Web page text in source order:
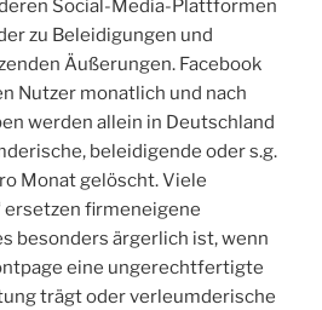
Social-Media-Plattformen
zu Beleidigungen und
Äußerungen. Facebook
Nutzer monatlich und nach
werden allein in Deutschland
beleidigende oder s.g.
Monat gelöscht. Viele
ersetzen firmeneigene
besonders ärgerlich ist, wenn
eine ungerechtfertigte
trägt oder verleumderische